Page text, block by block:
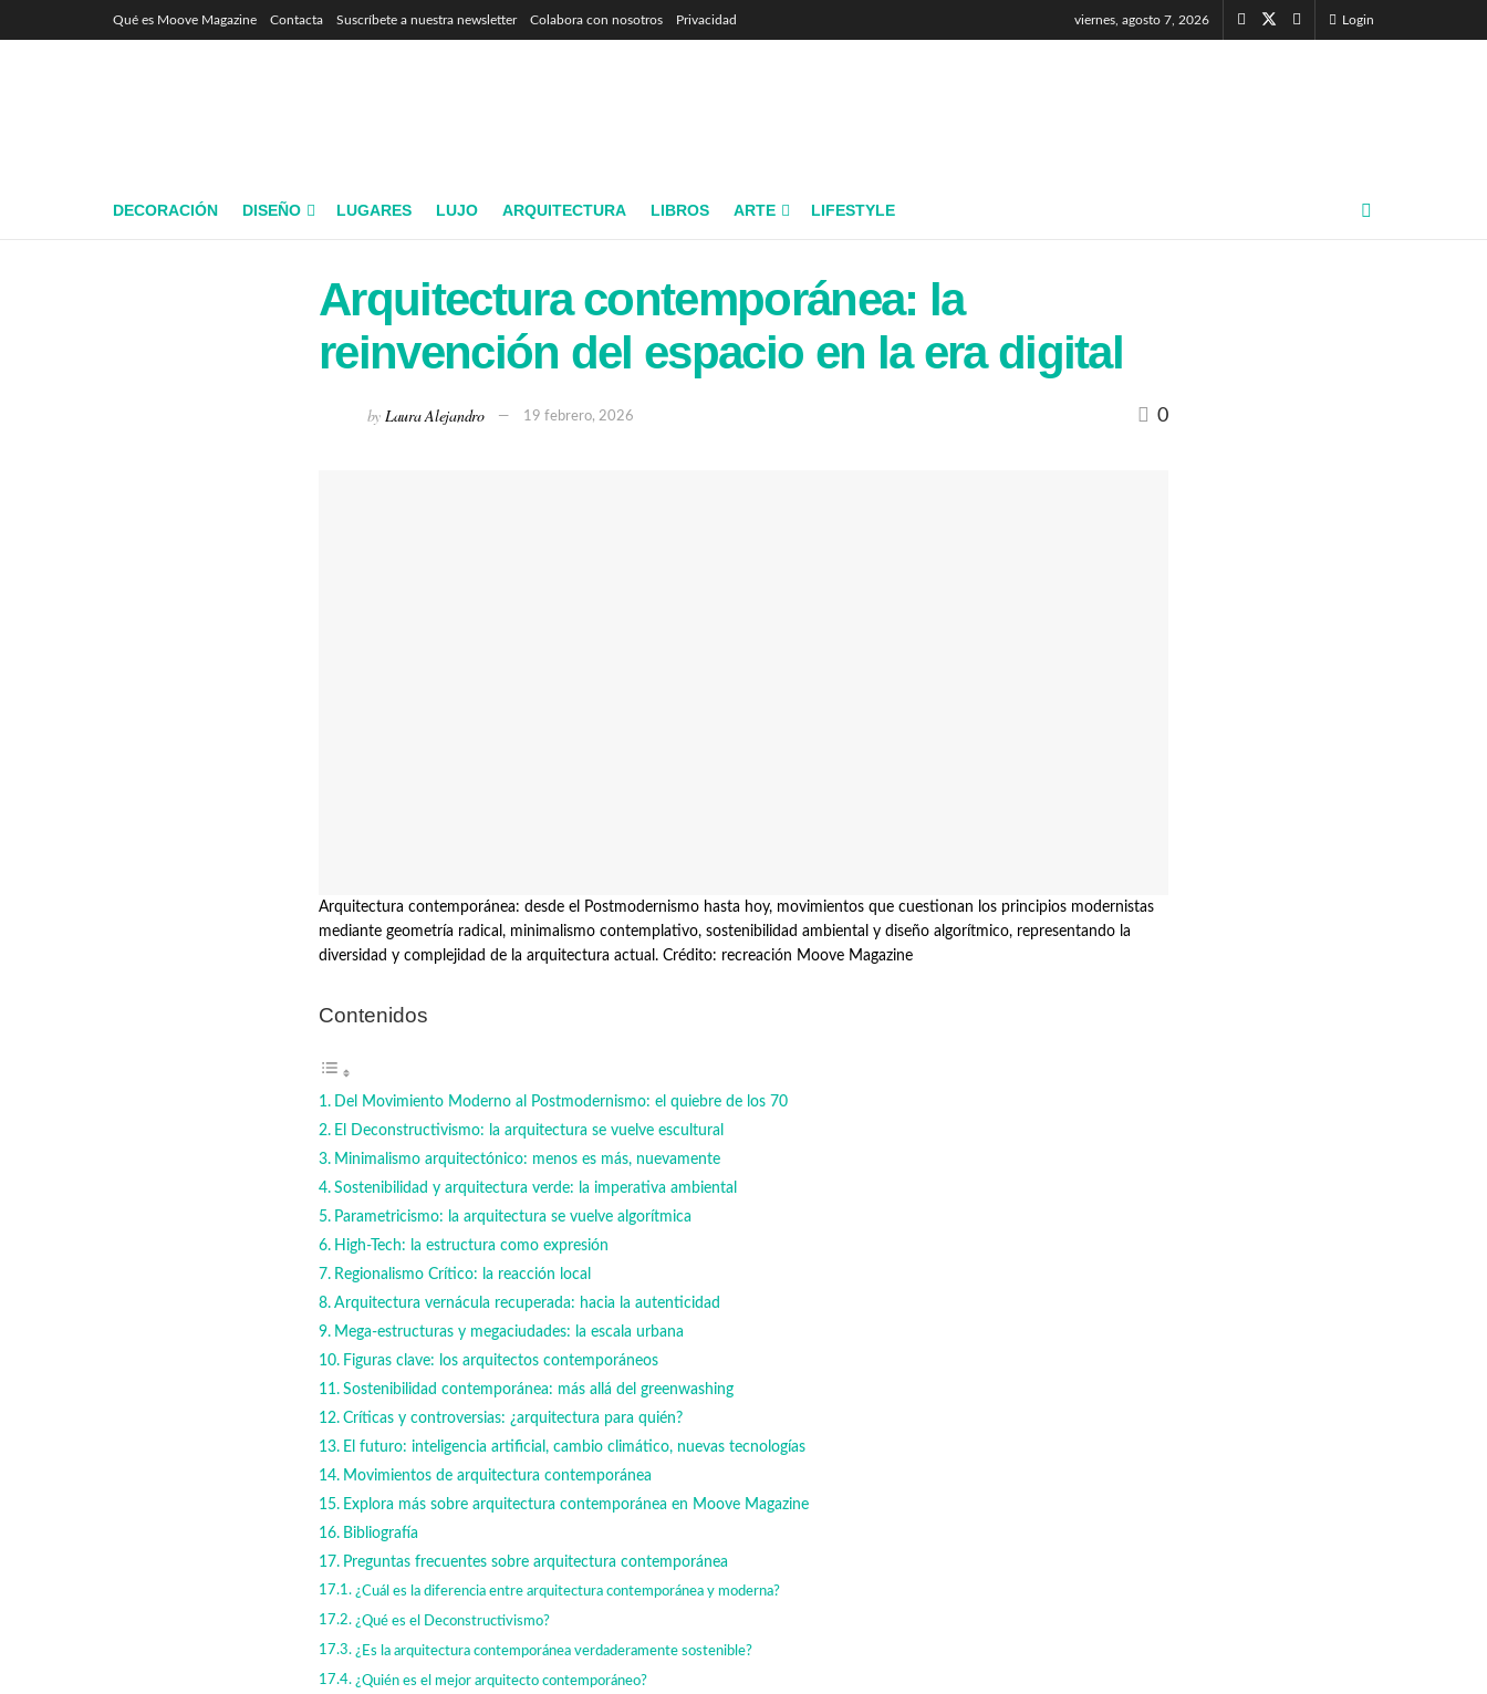
Qué es Moove Magazine Contacta Suscríbete a nuestra newsletter Colabora con nosotros Privacidad viernes, agosto 7, 2026 Login
DECORACIÓN DISEÑO LUGARES LUJO ARQUITECTURA LIBROS ARTE LIFESTYLE
Arquitectura contemporánea: la
reinvención del espacio en la era digital
by Laura Alejandro 19 febrero, 2026 0
Arquitectura contemporánea: desde el Postmodernismo hasta hoy, movimientos que cuestionan los principios modernistas
mediante geometría radical, minimalismo contemplativo, sostenibilidad ambiental y diseño algorítmico, representando la
diversidad y complejidad de la arquitectura actual. Crédito: recreación Moove Magazine
Contenidos
Del Movimiento Moderno al Postmodernismo: el quiebre de los 70
El Deconstructivismo: la arquitectura se vuelve escultural
Minimalismo arquitectónico: menos es más, nuevamente
Sostenibilidad y arquitectura verde: la imperativa ambiental
Parametricismo: la arquitectura se vuelve algorítmica
High-Tech: la estructura como expresión
Regionalismo Crítico: la reacción local
Arquitectura vernácula recuperada: hacia la autenticidad
Mega-estructuras y megaciudades: la escala urbana
Figuras clave: los arquitectos contemporáneos
Sostenibilidad contemporánea: más allá del greenwashing
Críticas y controversias: ¿arquitectura para quién?
El futuro: inteligencia artificial, cambio climático, nuevas tecnologías
Movimientos de arquitectura contemporánea
Explora más sobre arquitectura contemporánea en Moove Magazine
Bibliografía
Preguntas frecuentes sobre arquitectura contemporánea
¿Cuál es la diferencia entre arquitectura contemporánea y moderna?
¿Qué es el Deconstructivismo?
¿Es la arquitectura contemporánea verdaderamente sostenible?
¿Quién es el mejor arquitecto contemporáneo?